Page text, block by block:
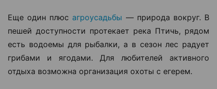
Еще один плюс агроусадьбы — природа вокруг. В
пешей доступности протекает река Птичь, рядом
есть водоемы для рыбалки, а в сезон лес радует
грибами и ягодами. Для любителей активного
отдыха возможна организация охоты с егерем.